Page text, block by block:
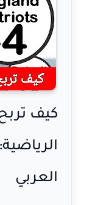
كيف
العربي